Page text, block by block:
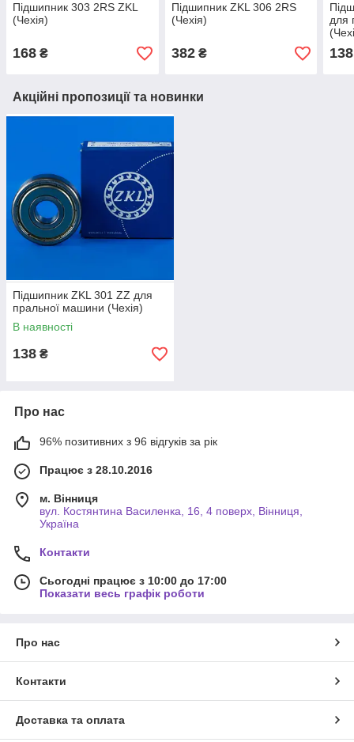
Підшипник 303 2RS ZKL
(Чехія)
168 ₴
Підшипник ZKL 306 2RS
(Чехія)
382₴
для
138
Акційні пропозиції та новинки
Підшипник ZKL 301 ZZ для
пральної машини (Чехія)
В наявності
138 ₴
Про нас
96% позитивних з 96 відгуків за рік
Працює з 28.10.2016
м. Вінниця
вул. Костянтина Василенка, 16, 4 поверх, Вінниця,
Україна
Контакти
Сьогодні працює з 10:00 до 17:00
Показати весь графік роботи
Про нас
Контакти
Доставка та оплата